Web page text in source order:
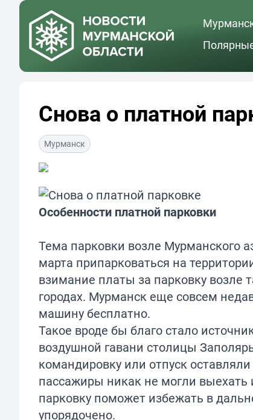
Снова о платной
Мурманск
Особенности платной парковки
Тема парковки возле Мурманского
марта припарковаться на
взимание платы за парковку возле
городах. Мурманск еще совсем
машину бесплатно.
Такое вроде бы благо стало
воздушной гавани столицы
командировку или отпуск
пассажиры никак не могли выехать
парковку поможет избежать в
упорядочено.